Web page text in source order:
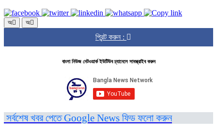
অ অ
প্রিন্ট করুন :
বাংলা নিউজ নেটওয়ার্ক ইউটিউব চ্যানেলে সাবস্ক্রাইব করুন
সর্বশেষ খবর পেতে Google News ফিড ফলো করুন